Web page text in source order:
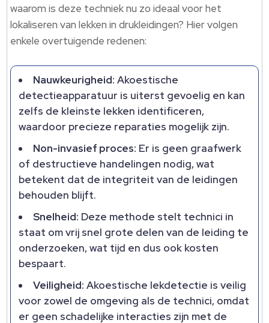
waarom is deze techniek nu zo ideaal voor het
lokaliseren van lekken in drukleidingen? Hier volgen
enkele overtuigende redenen:
Nauwkeurigheid: Akoestische
detectieapparatuur is uiterst gevoelig en kan
zelfs de kleinste lekken identificeren,
waardoor precieze reparaties mogelijk zijn.
Non-invasief proces: Er is geen graafwerk
of destructieve handelingen nodig, wat
betekent dat de integriteit van de leidingen
behouden blijft.
Snelheid: Deze methode stelt technici in
staat om vrij snel grote delen van de leiding te
onderzoeken, wat tijd en dus ook kosten
bespaart.
Veiligheid: Akoestische lekdetectie is veilig
voor zowel de omgeving als de technici, omdat
er geen schadelijke interacties zijn met de